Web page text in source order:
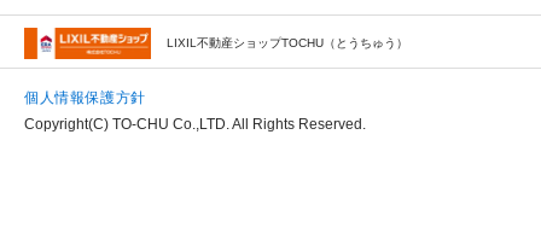
LIXIL不動産ショップTOCHU（とうちゅう）
個人情報保護方針
Copyright(C) TO-CHU Co.,LTD. All Rights Reserved.